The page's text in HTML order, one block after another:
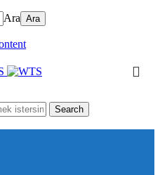
Ara
Search